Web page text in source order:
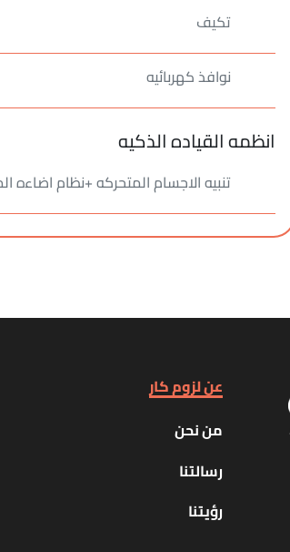
تكيف
نوافذ كهربائيه
انظمه القياده الذكيه
تنبيه الاجسام المتحركه +نظام اضاءه
عن لزوم كار
من نحن
رسالتنا
رؤيتنا